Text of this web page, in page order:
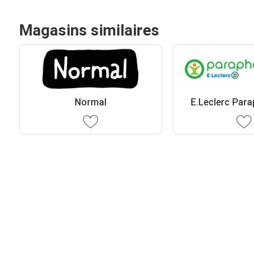
Magasins similaires
Normal E.Leclerc